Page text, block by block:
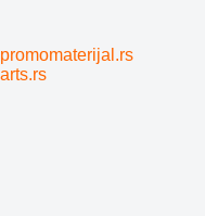
promomaterijal.rs
arts.rs